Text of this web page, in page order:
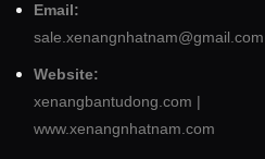
Email:
sale.xenangnhatnam@gmail.com
Website:
xenangbantudong.com
www.xenangnhatnam.com